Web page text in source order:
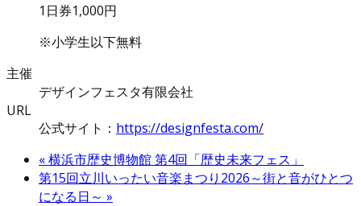
1日券1,000円
※小学生以下無料
主催
デザインフェスタ有限会社
URL
公式サイト： https://designfesta.com/
«横浜市歴史博物館 第4回「歴史未来フェス」
第15回立川いったい音楽まつり2026～街と音がひとつ
になる日～ »